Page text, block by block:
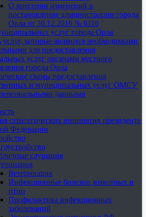
О внесении изменений в
постановление администрации города
Орла от 30.12.2016 № 6116
услуг города Орла
услуг, которые являются необходимыми
для предоставления
услуг органами местного
города Орла
схемы предоставления
и муниципальных услуг ОМСУ
данными
стратегических инициатив президента
Федерации
слушания
Ветеринария
Инфекционные болезни животных и
птиц
Профилактика инфекционных
заболеваний